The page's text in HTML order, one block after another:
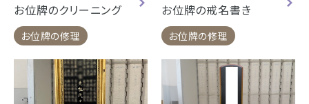
お位牌のクリーニング
お位牌の修理
お位牌の戒名書き
お位牌の修理